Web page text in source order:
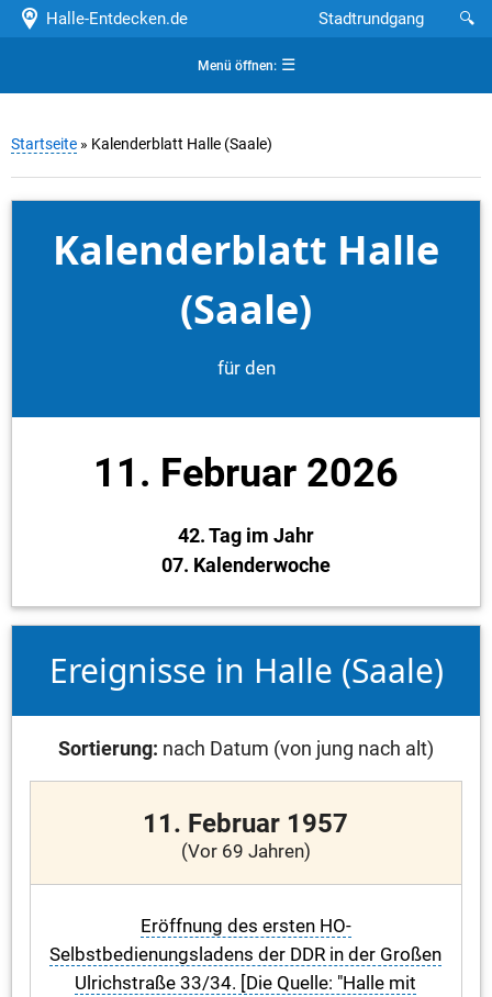
Halle-Entdecken.de 🔍
Stadtrundgang
Menü öffnen:☰
Startseite » Kalenderblatt Halle (Saale)
Kalenderblatt Halle
(Saale)
für den
11. Februar 2026
42. Tag im Jahr
07. Kalenderwoche
Ereignisse in Halle (Saale)
Sortierung: nach Datum (von jung nach alt)
11. Februar 1957
(Vor 69 Jahren)
Eröffnung des ersten HO-
Selbstbedienungsladens der DDR in der Großen
Ulrichstraße 33/34. [Die Quelle: "Halle mit